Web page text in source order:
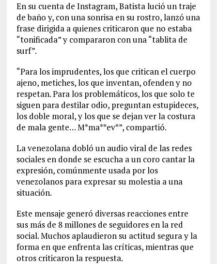
En su cuenta de Instagram, Batista lució un traje
de baño y, con una sonrisa en su rostro, lanzó una
frase dirigida a quienes criticaron que no estaba
“tonificada” y compararon con una “tablita de
surf”.
“Para los imprudentes, los que critican el cuerpo
ajeno, metiches, los que inventan, ofenden y no
respetan. Para los problemáticos, los que solo te
siguen para destilar odio, preguntan estupideces,
los doble moral, y los que se dejan ver la costura
de mala gente… M*ma**ev*”, compartió.
La venezolana dobló un audio viral de las redes
sociales en donde se escucha a un coro cantar la
expresión, comúnmente usada por los
venezolanos para expresar su molestia a una
situación.
Este mensaje generó diversas reacciones entre
sus más de 8 millones de seguidores en la red
social. Muchos aplaudieron su actitud segura y la
forma en que enfrenta las críticas, mientras que
otros criticaron la respuesta.